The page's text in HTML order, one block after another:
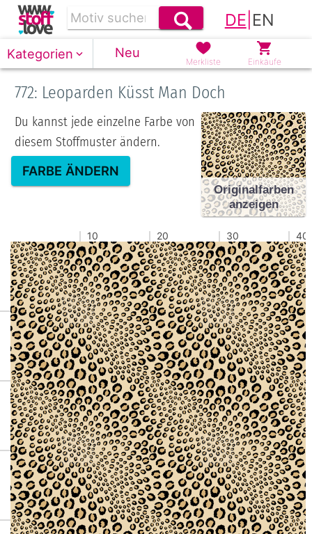
DE EN
Kategorien Neu
Merkliste Einkäufe
772: Leoparden Küsst Man Doch
Du kannst jede einzelne Farbe von
diesem Stoffmuster ändern.
FARBE ÄNDERN
Originalfarben
anzeigen